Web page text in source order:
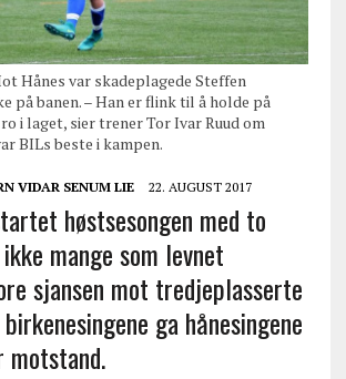
Hånes var skadeplagede Steffen
på banen. – Han er flink til å holde på
i laget, sier trener Tor Ivar Ruud om
BILs beste i kampen.
VIDAR SENUM LIE 22. AUGUST 2017
høstsesongen med to
mange som levnet
sjansen mot tredjeplasserte
ga hånesingene